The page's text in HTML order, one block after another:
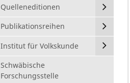
Quelleneditionen
Publikationsreihen
Institut für Volkskunde
Schwäbische
Forschungsstelle